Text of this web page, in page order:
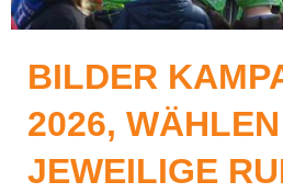
BILDER
2026,
JEWEILIGE